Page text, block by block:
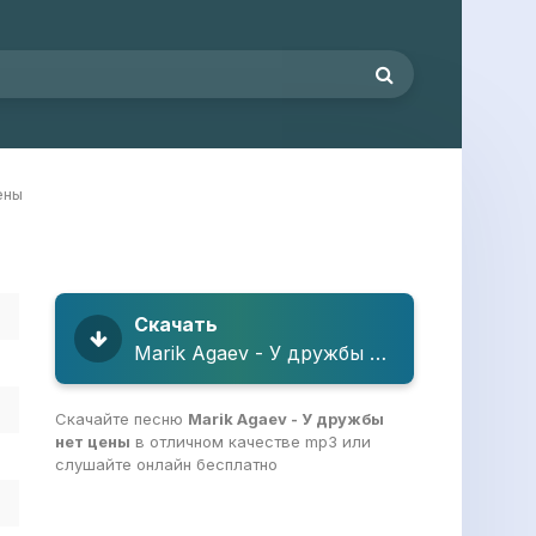
Скачать
Marik Agaev - У дружбы нет цены
Скачайте песню Marik Agaev - У дружбы
нет цены в отличном качестве mp3 или
слушайте онлайн бесплатно